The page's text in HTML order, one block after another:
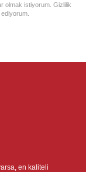
olmak istiyorum. Gizlilik
en kaliteli